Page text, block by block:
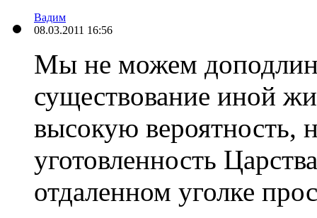
Вадим
08.03.2011 16:56
Мы не можем
существование иной
высокую вероятность,
уготовленность
отдаленном уголке